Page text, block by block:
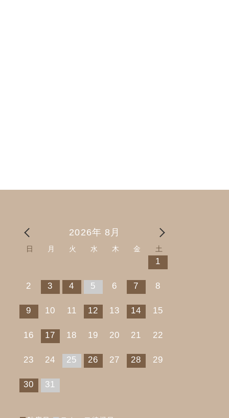
2026年 8月
日 月 火 水 木 金 土
1
2 3 4 5 6 7 8
9 10 11 12 13 14 15
16 17 18 19 20 21 22
23 24 25 26 27 28 29
30 31